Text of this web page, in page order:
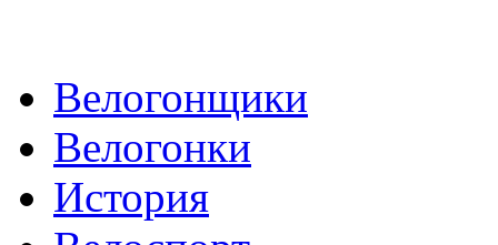
Велогонщики
Велогонки
История